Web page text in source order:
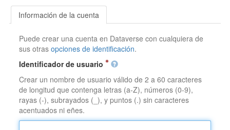
Información de la cuenta
Puede crear una cuenta en Dataverse con cualquiera de
sus otrasopciones de identificación.
Identificador de usuario
Crear un nombre de usuario válido de 2 a 60 caracteres
de longitud que contenga letras (a-Z), números (0-9),
rayas (-), subrayados (_), y puntos (.) sin caracteres
acentuados ni eñes.